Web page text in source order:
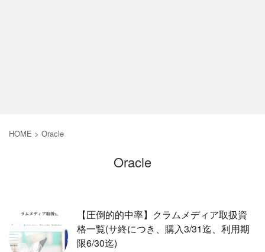
HOME > Oracle
Oracle
【圧倒的的中率】クラムメディア取扱資
格一覧(サ終につき、購入3/31迄、利用期
限6/30迄)